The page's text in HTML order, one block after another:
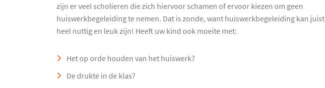
zijn er veel scholieren die zich hiervoor schamen of ervoor kiezen om geen
huiswerkbegeleiding te nemen. Dat is zonde, want huiswerkbegeleiding kan juist
heel nuttig en leuk zijn! Heeft uw kind ook moeite met:
Het op orde houden van het huiswerk?
De drukte in de klas?